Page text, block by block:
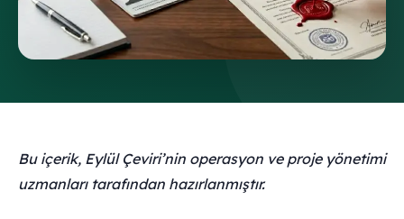
Bu içerik, Eylül Çeviri’nin operasyon ve proje yönetimi
uzmanları tarafından hazırlanmıştır.